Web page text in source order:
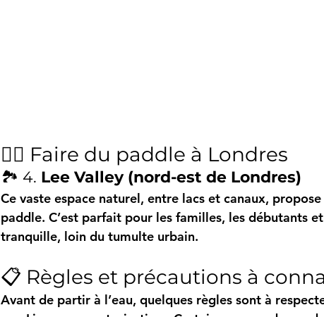
🏄‍♂️ Faire du paddle à Londres
🏞️ 4. Lee Valley (nord-est de Londres)
Ce vaste espace naturel, entre lacs et canaux,
paddle. C’est parfait pour les familles, les débutants
tranquille, loin du tumulte urbain.
📋 Règles et précautions à
Avant de partir à l’eau, quelques règles sont à